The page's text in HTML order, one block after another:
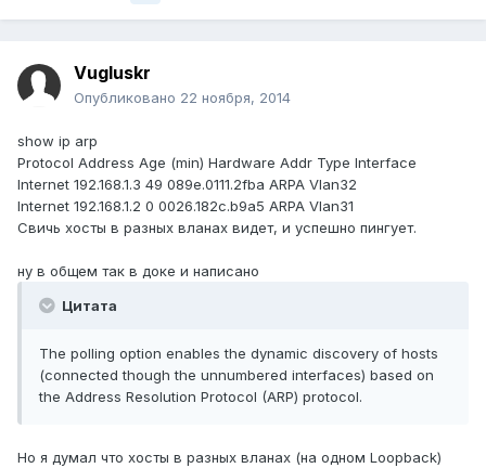
Vugluskr
Опубликовано 22 ноября, 2014
show ip arp
Protocol Address Age (min) Hardware Addr Type Interface
Internet 192.168.1.3 49 089e.0111.2fba ARPA Vlan32
Internet 192.168.1.2 0 0026.182c.b9a5 ARPA Vlan31
Свичь хосты в разных вланах видет, и успешно пингует.
ну в общем так в доке и написано
Цитата
The polling option enables the dynamic discovery of hosts
(connected though the unnumbered interfaces) based on
the Address Resolution Protocol (ARP) protocol.
Но я думал что хосты в разных вланах (на одном Loopback)